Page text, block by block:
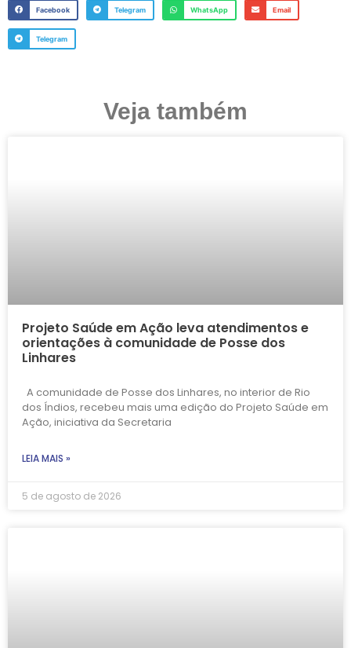
Facebook Telegram WhatsApp Email
Telegram
Veja também
Projeto Saúde em Ação leva atendimentos e
orientações à comunidade de Posse dos
Linhares
A comunidade de Posse dos Linhares, no interior de Rio
dos Índios, recebeu mais uma edição do Projeto Saúde em
Ação, iniciativa da Secretaria
LEIA MAIS »
5 de agosto de 2026